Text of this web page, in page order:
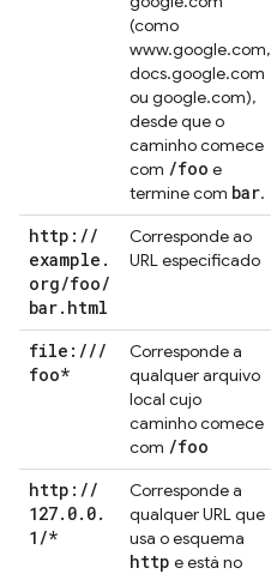
(como
www.google.com,
docs.google.com
ou google.com),
desde que o
caminho comece
com /foo e
termine com bar.
http: //
example .
org/foo/
bar. html
Corresponde ao
URL especificado
file: ///
foo*
Corresponde a
qualquer arquivo
local cujo
caminho comece
com /foo
http: //
127. 0. 0.
1 /*
Corresponde a
qualquer URL que
usa o esquema
http e está no